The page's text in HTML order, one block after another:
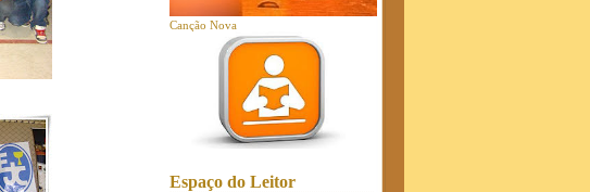
Canção Nova
Espaço do Leitor